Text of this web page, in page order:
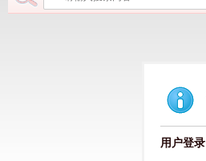
用户登录